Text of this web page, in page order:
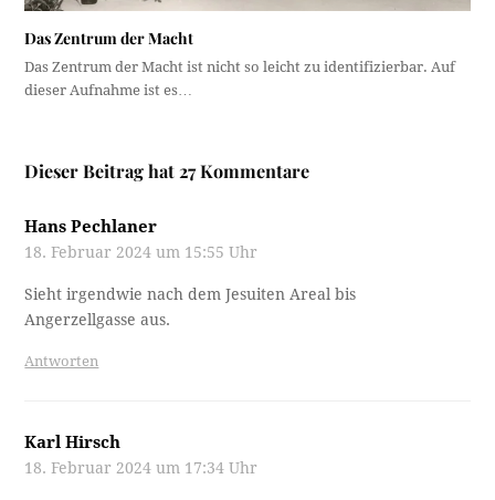
Das Zentrum der Macht
Das Zentrum der Macht ist nicht so leicht zu identifizierbar. Auf
dieser Aufnahme ist es…
Dieser Beitrag hat 27 Kommentare
Hans Pechlaner
18. Februar 2024 um 15:55 Uhr
Sieht irgendwie nach dem Jesuiten Areal bis
Angerzellgasse aus.
Antworten
Karl Hirsch
18. Februar 2024 um 17:34 Uhr